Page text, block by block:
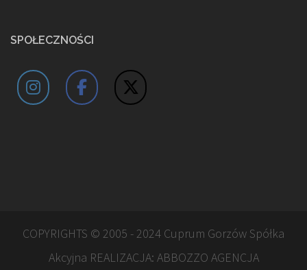
SPOŁECZNOŚCI
COPYRIGHTS © 2005 - 2024 Cuprum Gorzów Spółka
Akcyjna REALIZACJA: ABBOZZO AGENCJA